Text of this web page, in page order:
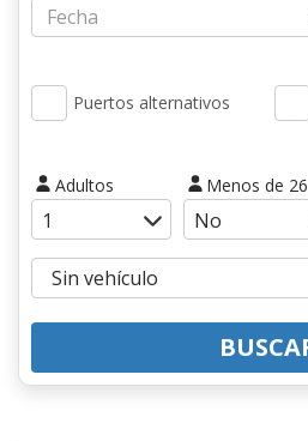
Puertos alternativos
Adultos Menos de 26